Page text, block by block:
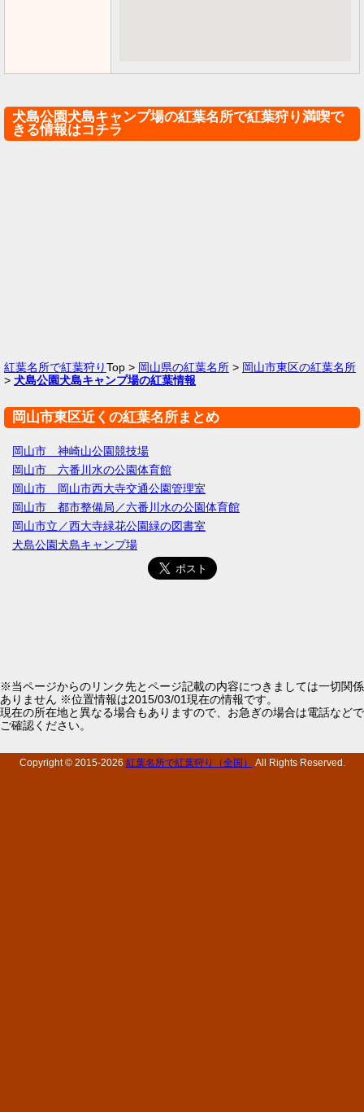
犬島公園犬島キャンプ場の紅葉名所で紅葉狩り満喫で
きる情報はコチラ
紅葉名所で紅葉狩りTop > 岡山県の紅葉名所 > 岡山市東区の紅葉名所
> 犬島公園犬島キャンプ場の紅葉情報
岡山市東区近くの紅葉名所まとめ
岡山市 神崎山公園競技場
岡山市 六番川水の公園体育館
岡山市 岡山市西大寺交通公園管理室
岡山市 都市整備局／六番川水の公園体育館
岡山市立／西大寺緑花公園緑の図書室
犬島公園犬島キャンプ場
※当ページからのリンク先とページ記載の内容につきましては一切関係
ありません ※位置情報は2015/03/01現在の情報です。
現在の所在地と異なる場合もありますので、お急ぎの場合は電話などで
ご確認ください。
Copyright © 2015-2026 紅葉名所で紅葉狩り（全国） All Rights Reserved.